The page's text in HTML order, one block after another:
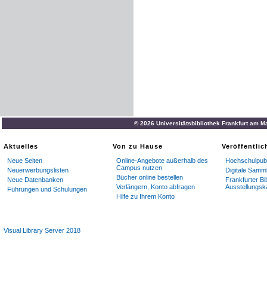
© 2026 Universitätsbibliothek Frankfurt am
Aktuelles
Neue Seiten
Neuerwerbungslisten
Neue Datenbanken
Führungen und Schulungen
Von zu Hause
Online-Angebote außerhalb des
Campus nutzen
Bücher online bestellen
Verlängern, Konto abfragen
Hilfe zu Ihrem Konto
Digitale
Frankfurter
Visual Library Server 2018